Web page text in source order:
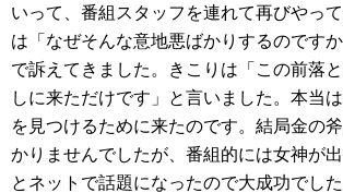
いって、番組スタッフを連れて再びやっ
は「なぜそんな意地悪ばかりするのです
で訴えてきました。きこりは「この前落
しに来ただけです」と言いました。本当
を見つけるために来たのです。結局金の
かりませんでしたが、番組的には女神が
とネットで話題になったので大成功でし